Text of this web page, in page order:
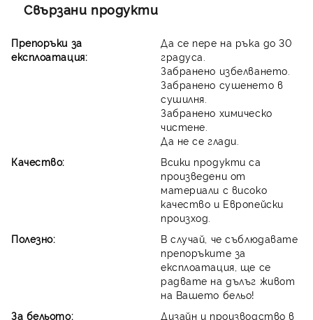
Свързани продукти
Препоръки за
експлоатация:
Да се пере на ръка до 30
градуса.
Забранено избелването.
Забранено сушенето в
сушилня.
Забранено химическо
чистене.
Да не се глади.
Качество:
Всики продукти са
произведени от
материали с високо
качество и Европейски
произход.
Полезно:
В случай, че съблюдавате
препоръките за
експлоатация, ще се
радвате на дълъг живот
на Вашето бельо!
За бельото:
Дизайн и производство в